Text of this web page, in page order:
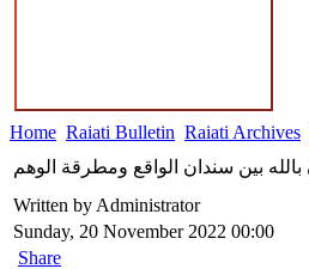
Home Raiati Bulletin Raiati Archives
Written by Administrator
Sunday, 20 November 2022 00:00
Share